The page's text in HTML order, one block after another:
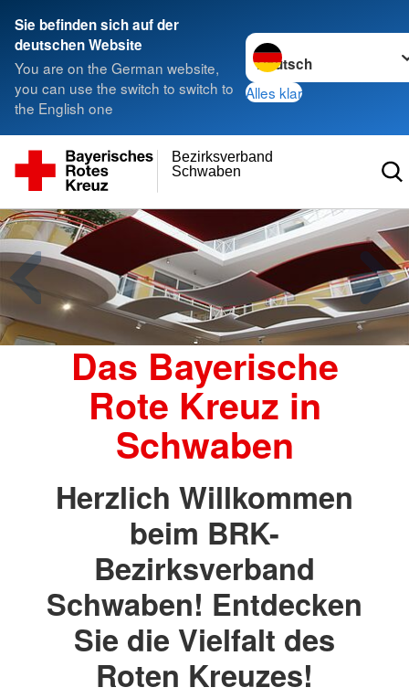
Sie befinden sich auf der
deutschen Website
You are on the German website,
you can use the switch to switch to
the English one
Sprache wechseln zu
Alles klar
Schwaben
Bezirksverband
Das Bayerische
Rote Kreuz in
Schwaben
Herzlich Willkommen
beim BRK-
Bezirksverband
Schwaben! Entdecken
Sie die Vielfalt des
Roten Kreuzes!